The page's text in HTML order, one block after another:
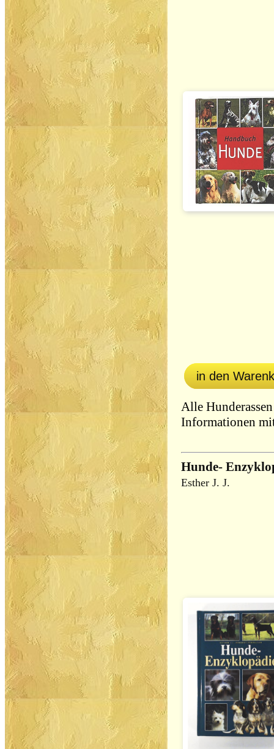
in den
Alle
Informationen
Hunde-
Esther J. J.